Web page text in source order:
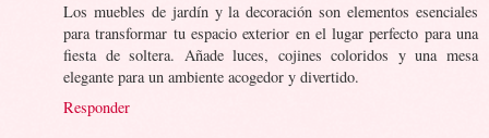
Los muebles de jardín y la decoración son elementos esenciales
para transformar tu espacio exterior en el lugar perfecto para una
fiesta de soltera. Añade luces, cojines coloridos y una mesa
elegante para un ambiente acogedor y divertido.
Responder